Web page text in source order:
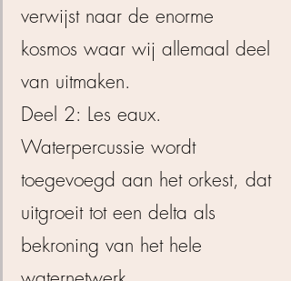
verwijst naar de enorme
kosmos waar wij allemaal deel
van uitmaken.
Deel 2: Les eaux.
Waterpercussie wordt
toegevoegd aan het orkest, dat
uitgroeit tot een delta als
bekroning van het hele